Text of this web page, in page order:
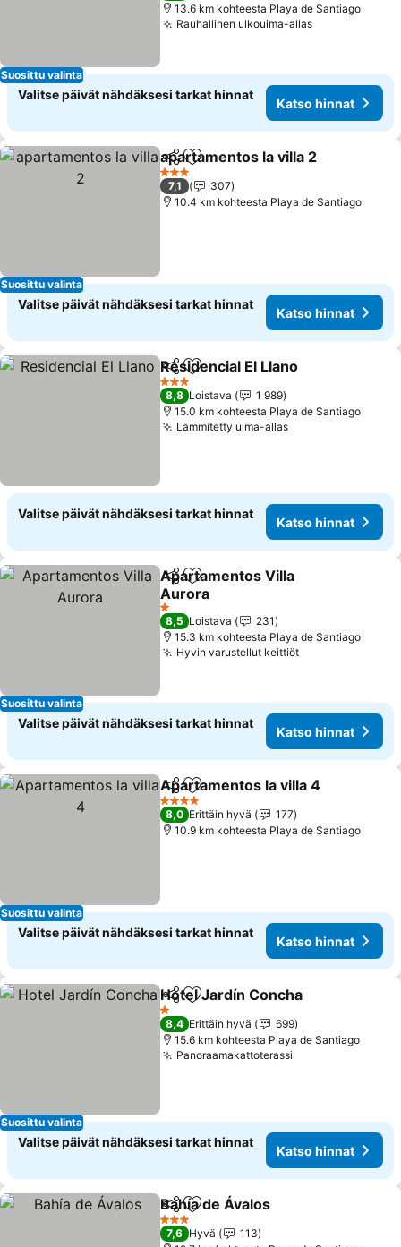
Suosittu valinta
13.6 km kohteesta Playa de Santiago
Rauhallinen ulkouima-allas
Valitse päivät nähdäksesi tarkat hinnat
Katso hinnat
Suosittu valinta
Jaa Lisää suosikkeihin
apartamentos la villa 2
3 Tähtiluokitus
7,1
307
10.4 km kohteesta Playa de Santiago
Valitse päivät nähdäksesi tarkat hinnat
Katso hinnat
Jaa Lisää suosikkeihin
Residencial El Llano
3 Tähtiluokitus
8,8 Loistava
1 989
15.0 km kohteesta Playa de Santiago
Lämmitetty uima-allas
Valitse päivät nähdäksesi tarkat hinnat
Katso hinnat
Suosittu valinta
Jaa Lisää suosikkeihin
Apartamentos Villa
Aurora
1 Tähtiluokitus
8,5 Loistava
231
15.3 km kohteesta Playa de Santiago
Hyvin varustellut keittiöt
Valitse päivät nähdäksesi tarkat hinnat
Katso hinnat
Suosittu valinta
Jaa Lisää suosikkeihin
Apartamentos la villa 4
4 Tähtiluokitus
8,0 Erittäin hyvä
177
10.9 km kohteesta Playa de Santiago
Valitse päivät nähdäksesi tarkat hinnat
Katso hinnat
Suosittu valinta
Jaa Lisää suosikkeihin
Hotel Jardín Concha
1 Tähtiluokitus
8,4 Erittäin hyvä
699
15.6 km kohteesta Playa de Santiago
Panoraamakattoterassi
Valitse päivät nähdäksesi tarkat hinnat
Katso hinnat
Jaa Lisää suosikkeihin
Bahía de Ávalos
3 Tähtiluokitus
7,6 Hyvä
113